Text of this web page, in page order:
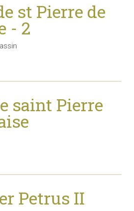
st Pierre de
- 2
saint Pierre
Petrus II